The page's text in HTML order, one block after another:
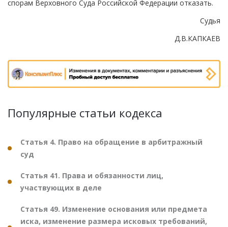
спорам Верховного Суда Российской Федерации отказать.
Судья
Д.В.КАПКАЕВ
Популярные статьи кодекса
Статья 4. Право на обращение в арбитражный
суд
Статья 41. Права и обязанности лиц,
участвующих в деле
Статья 49. Изменение основания или предмета
иска, изменение размера исковых требований,